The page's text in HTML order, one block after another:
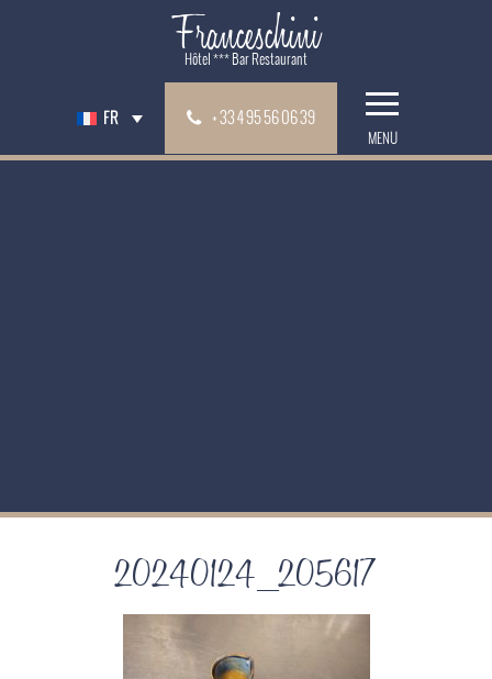
Franceschini
Hôtel *** Bar Restaurant
FR t + 33 4 95 56 06 39
MENU
20240124_205617